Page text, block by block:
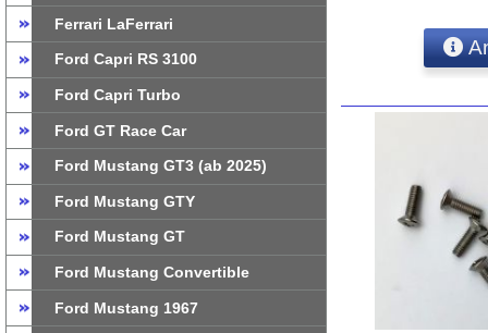
Ferrari LaFerrari
Ford Capri RS 3100
Ford Capri Turbo
Ford GT Race Car
Ford Mustang GT3 (ab 2025)
Ford Mustang GTY
Ford Mustang GT
Ford Mustang Convertible
Ford Mustang 1967